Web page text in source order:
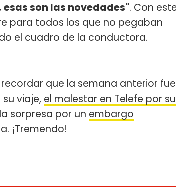
son las novedades". Con
para todos los que no pegaban
el cuadro de la conductora.
que la semana anterior fue
viaje, el malestar en Telefe por su
sorpresa por un embargo
¡Tremendo!